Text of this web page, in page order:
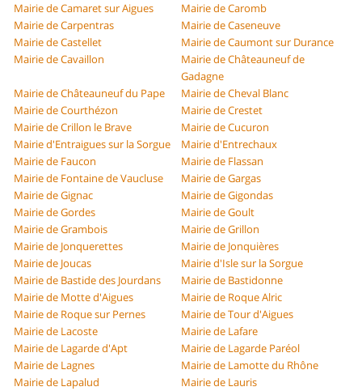
Mairie de Camaret sur Aigues
Mairie de Caromb
Mairie de Carpentras
Mairie de Caseneuve
Mairie de Castellet
Mairie de Caumont sur Durance
Mairie de Cavaillon
Mairie de Châteauneuf de
Gadagne
Mairie de Châteauneuf du Pape
Mairie de Cheval Blanc
Mairie de Courthézon
Mairie de Crestet
Mairie de Crillon le Brave
Mairie de Cucuron
Mairie d'Entraigues sur la Sorgue
Mairie d'Entrechaux
Mairie de Faucon
Mairie de Flassan
Mairie de Fontaine de Vaucluse
Mairie de Gargas
Mairie de Gignac
Mairie de Gigondas
Mairie de Gordes
Mairie de Goult
Mairie de Grambois
Mairie de Grillon
Mairie de Jonquerettes
Mairie de Jonquières
Mairie de Joucas
Mairie d'Isle sur la Sorgue
Mairie de Bastide des Jourdans
Mairie de Bastidonne
Mairie de Motte d'Aigues
Mairie de Roque Alric
Mairie de Roque sur Pernes
Mairie de Tour d'Aigues
Mairie de Lacoste
Mairie de Lafare
Mairie de Lagarde d'Apt
Mairie de Lagarde Paréol
Mairie de Lagnes
Mairie de Lamotte du Rhône
Mairie de Lapalud
Mairie de Lauris